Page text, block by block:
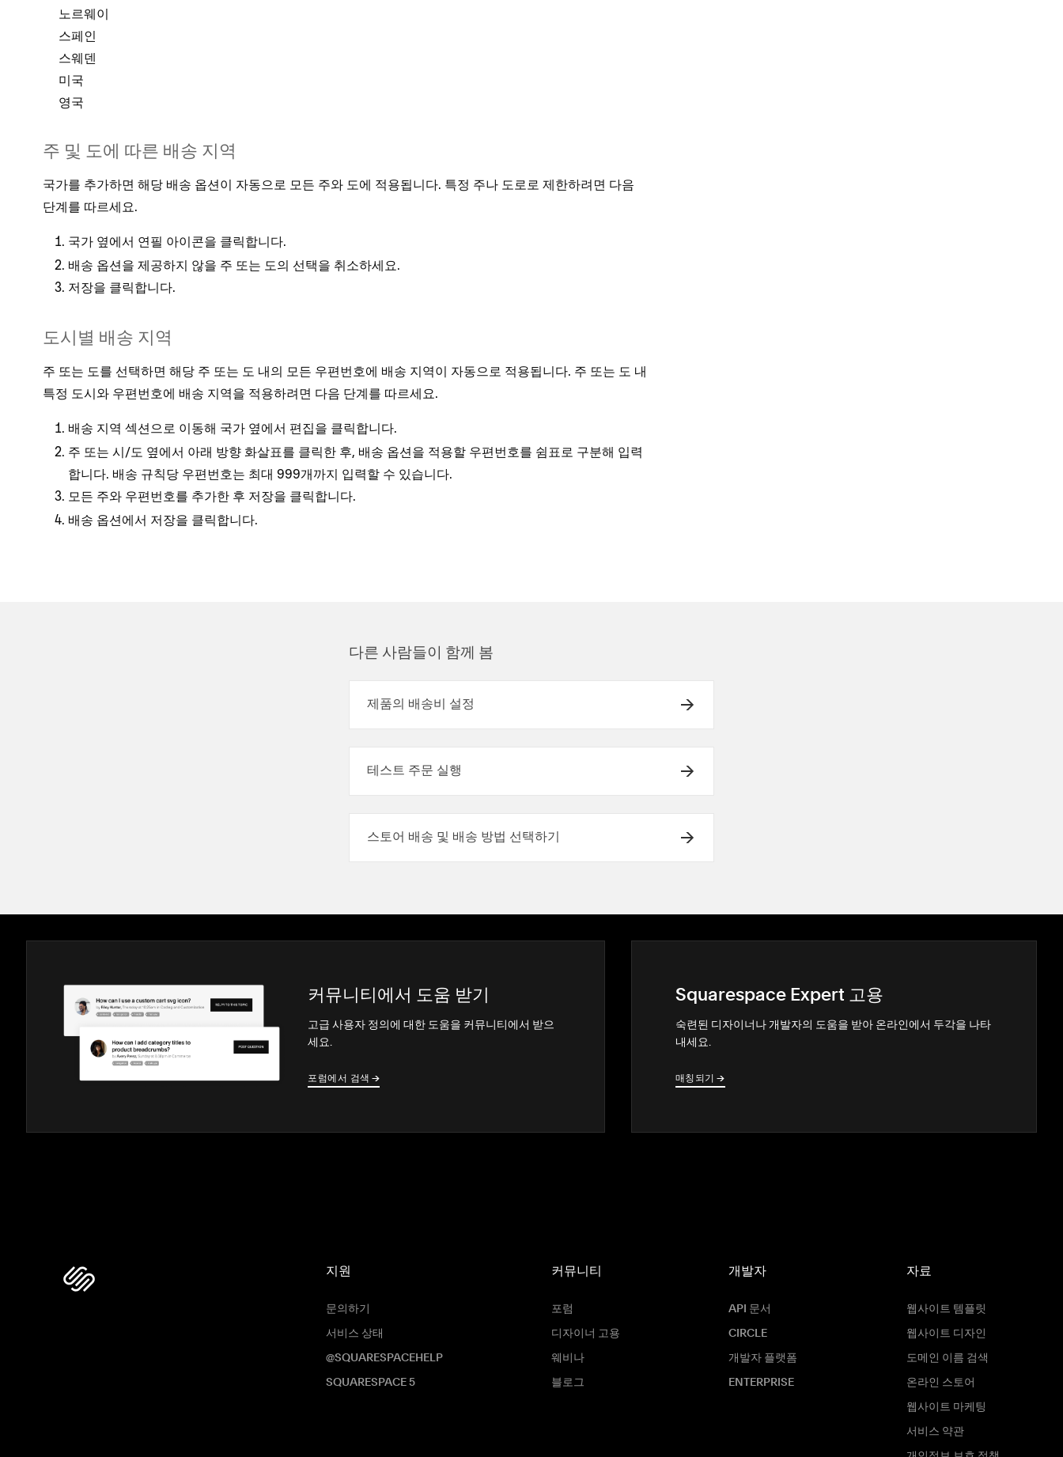
노르웨이
스페인
스웨덴
미국
영국
주 및 도에 따른 배송 지역
국가를 추가하면 해당 배송 옵션이 자동으로 모든 주와 도에 적용됩니다. 특정 주나 도로로 제한하려면 다음
단계를 따르세요.
국가 옆에서 연필 아이콘을 클릭합니다.
배송 옵션을 제공하지 않을 주 또는 도의 선택을 취소하세요.
저장을 클릭합니다.
도시별 배송 지역
주 또는 도를 선택하면 해당 주 또는 도 내의 모든 우편번호에 배송 지역이 자동으로 적용됩니다. 주 또는 도 내
특정 도시와 우편번호에 배송 지역을 적용하려면 다음 단계를 따르세요.
배송 지역 섹션으로 이동해 국가 옆에서 편집을 클릭합니다.
주 또는 시/도 옆에서 아래 방향 화살표를 클릭한 후, 배송 옵션을 적용할 우편번호를 쉼표로 구분해 입력
합니다. 배송 규칙당 우편번호는 최대 999개까지 입력할 수 있습니다.
모든 주와 우편번호를 추가한 후 저장을 클릭합니다.
배송 옵션에서 저장을 클릭합니다.
다른 사람들이 함께 봄
제품의 배송비 설정
테스트 주문 실행
스토어 배송 및 배송 방법 선택하기
커뮤니티에서 도움 받기
고급 사용자 정의에 대한 도움을 커뮤니티에서 받으
세요.
포럼에서 검색 →
→
Squarespace Expert 고용
숙련된 디자이너나 개발자의 도움을 받아 온라인에서 두각을 나타
내세요.
매칭되기 →
→
지원
문의하기
서비스 상태
@SQUARESPACEHELP
SQUARESPACE 5
커뮤니티
포럼
디자이너 고용
웨비나
블로그
개발자
API 문서
CIRCLE
개발자 플랫폼
ENTERPRISE
자료
웹사이트 템플릿
웹사이트 디자인
도메인 이름 검색
온라인 스토어
웹사이트 마케팅
서비스 약관